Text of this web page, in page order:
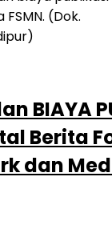
BIAYA
Berita
dan